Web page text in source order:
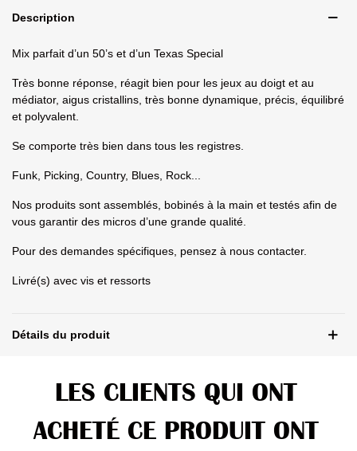
Description
Mix parfait d’un 50’s et d’un Texas Special
Très bonne réponse, réagit bien pour les jeux au doigt et au
médiator, aigus cristallins, très bonne dynamique, précis, équilibré
et polyvalent.
Se comporte très bien dans tous les registres.
Funk, Picking, Country, Blues, Rock...
Nos produits sont assemblés, bobinés à la main et testés afin de
vous garantir des micros d’une grande qualité.
Pour des demandes spécifiques, pensez à nous contacter.
Livré(s) avec vis et ressorts
Détails du produit
LES CLIENTS QUI ONT
ACHETÉ CE PRODUIT ONT